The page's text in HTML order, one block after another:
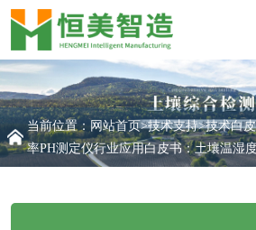
当前位置： 网站首页>技术支持>技术白
率PH测定仪行业应用白皮书：土壤温湿